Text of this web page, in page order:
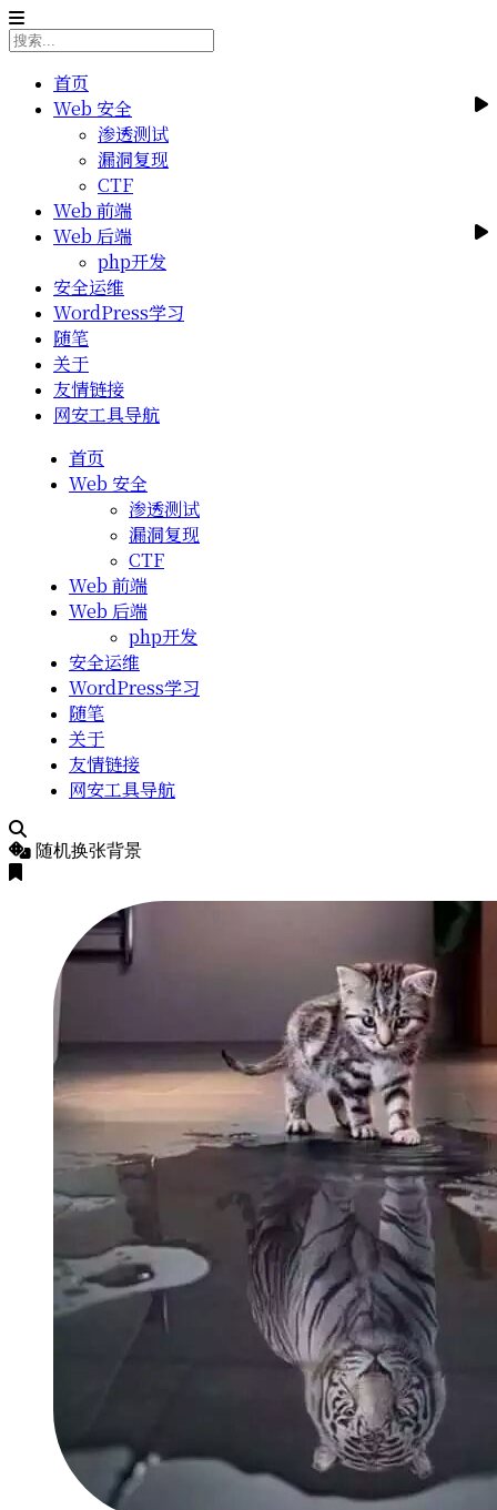
首页
Web 安全
渗透测试
漏洞复现
CTF
Web 前端
Web 后端
php开发
安全运维
WordPress学习
随笔
关于
友情链接
网安工具导航
首页
Web 安全
渗透测试
漏洞复现
CTF
Web 前端
Web 后端
php开发
安全运维
WordPress学习
随笔
关于
友情链接
网安工具导航
随机换张背景